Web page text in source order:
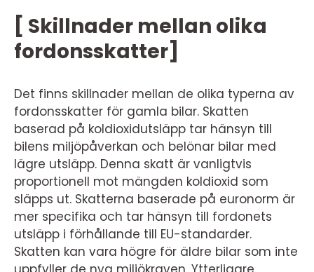
[ Skillnader mellan olika
fordonsskatter]
Det finns skillnader mellan de olika typerna av
fordonsskatter för gamla bilar. Skatten
baserad på koldioxidutsläpp tar hänsyn till
bilens miljöpåverkan och belönar bilar med
lägre utsläpp. Denna skatt är vanligtvis
proportionell mot mängden koldioxid som
släpps ut. Skatterna baserade på euronorm är
mer specifika och tar hänsyn till fordonets
utsläpp i förhållande till EU-standarder.
Skatten kan vara högre för äldre bilar som inte